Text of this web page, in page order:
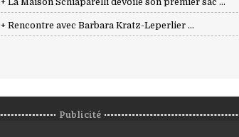
+ La Maison Schiaparelli dévoile son premier sac ...
+ Rencontre avec Barbara Kratz-Leperlier ...
Publicité